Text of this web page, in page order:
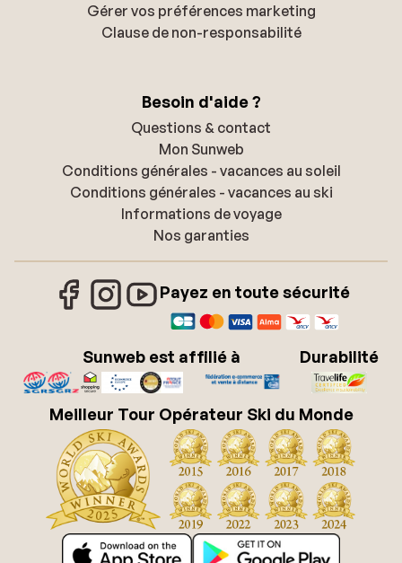
Gérer vos préférences marketing
Clause de non-responsabilité
Besoin d'aide ?
Questions & contact
Mon Sunweb
Conditions générales - vacances au soleil
Conditions générales - vacances au ski
Informations de voyage
Nos garanties
Payez en toute sécurité
Sunweb est affilié à Durabilité
Meilleur Tour Opérateur Ski du Monde